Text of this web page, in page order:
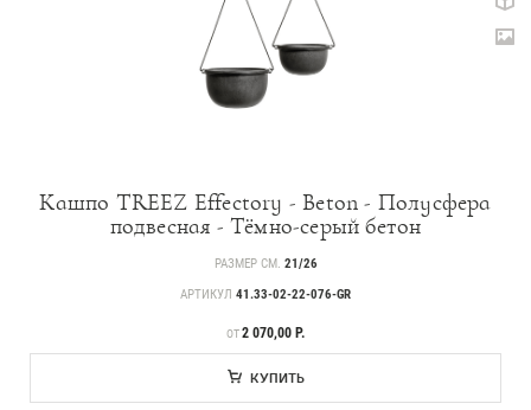
Кашпо TREEZ Effectory - Beton - Полусфера
подвесная - Тёмно-серый бетон
РАЗМЕР СМ. 21/26
АРТИКУЛ 41.33-02-22-076-GR
ЦЕНА
ОТ2 070,00 Р.
КУПИТЬ